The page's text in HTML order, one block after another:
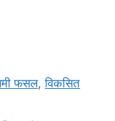
फसल,विकसित